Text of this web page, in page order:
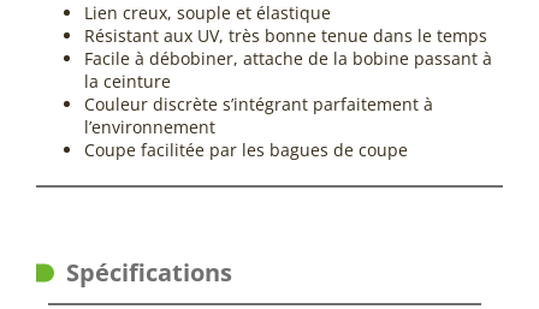
Lien creux, souple et élastique
Résistant aux UV, très bonne tenue dans le temps
Facile à débobiner, attache de la bobine passant à
la ceinture
Couleur discrète s’intégrant parfaitement à
l’environnement
Coupe facilitée par les bagues de coupe
Spécifications